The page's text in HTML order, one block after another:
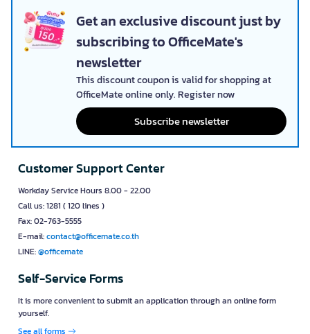
Get an exclusive discount just by
subscribing to OfficeMate's
newsletter
This discount coupon is valid for shopping at
OfficeMate online only. Register now
Subscribe newsletter
Customer Support Center
Workday Service Hours 8.00 - 22.00
Call us: 1281 ( 120 lines )
Fax: 02-763-5555
E-mail:contact@officemate.co.th
LINE:@officemate
Self-Service Forms
It is more convenient to submit an application through an online form
yourself.
See all forms